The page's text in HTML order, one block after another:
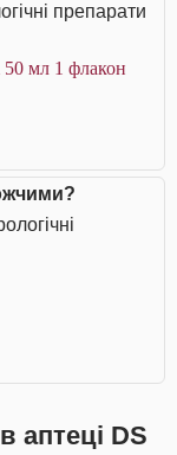
препарати
50 мл 1 флакон
аптеці DS